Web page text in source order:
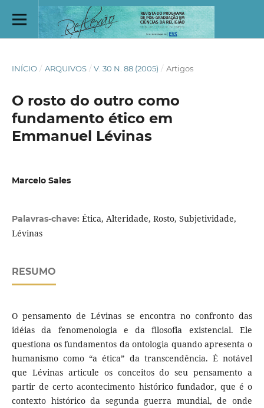
INÍCIO / ARQUIVOS / V. 30 N. 88 (2005) / Artigos
O rosto do outro como
fundamento ético em
Emmanuel Lévinas
Marcelo Sales
Palavras-chave: Ética, Alteridade, Rosto, Subjetividade,
Lévinas
RESUMO
O pensamento de Lévinas se encontra no confronto das
idéias da fenomenologia e da filosofia existencial. Ele
questiona os fundamentos da ontologia quando apresenta o
humanismo como “a ética” da transcendência. É notável
que Lévinas articule os conceitos do seu pensamento a
partir de certo acontecimento histórico fundador, que é o
contexto histórico da segunda guerra mundial, de onde